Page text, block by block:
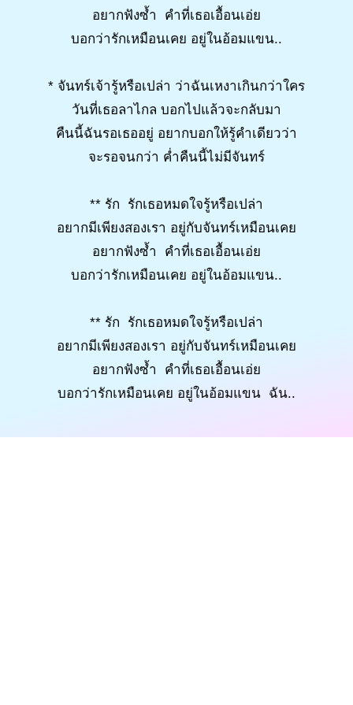
อยากฟังซ้ำ คำที่เธอเอื้อนเอ่ย
บอกว่ารักเหมือนเคย อยู่ในอ้อมแขน..
* จันทร์เจ้ารู้หรือเปล่า ว่าฉันเหงาเกินกว่าใคร
วันที่เธอลาไกล บอกไปแล้วจะกลับมา
คืนนี้ฉันรอเธออยู่ อยากบอกให้รู้คำเดียวว่า
จะรอจนกว่า ค่ำคืนนี้ไม่มีจันทร์
** รัก รักเธอหมดใจรู้หรือเปล่า
อยากมีเพียงสองเรา อยู่กับจันทร์เหมือนเคย
อยากฟังซ้ำ คำที่เธอเอื้อนเอ่ย
บอกว่ารักเหมือนเคย อยู่ในอ้อมแขน..
** รัก รักเธอหมดใจรู้หรือเปล่า
อยากมีเพียงสองเรา อยู่กับจันทร์เหมือนเคย
อยากฟังซ้ำ คำที่เธอเอื้อนเอ่ย
บอกว่ารักเหมือนเคย อยู่ในอ้อมแขน ฉัน..